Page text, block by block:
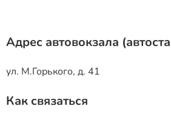
Адрес автовокзала
ул. М.Горького, д. 41
Как связаться